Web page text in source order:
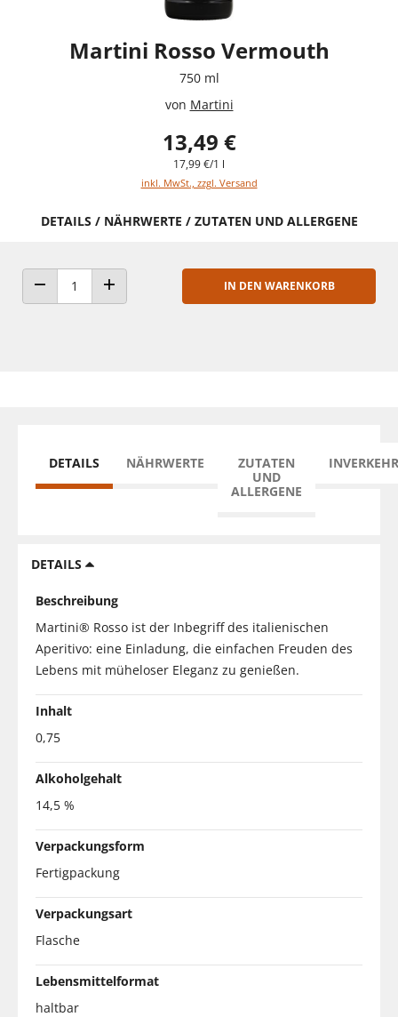
Martini Rosso Vermouth
750 ml
von Martini
13,49 €
17,99 €/1 l
inkl. MwSt., zzgl. Versand
DETAILS / NÄHRWERTE / ZUTATEN UND ALLERGENE
ANZAHL VERRINGERNANZAHL ERHÖHEN
IN DEN WARENKORB
DETAILS NÄHRWERTE
ZUTATEN
UND
ALLERGENE
DETAILS
Beschreibung
Martini® Rosso ist der Inbegriff des italienischen
Aperitivo: eine Einladung, die einfachen Freuden des
Lebens mit müheloser Eleganz zu genießen.
Inhalt
0,75
Alkoholgehalt
14,5 %
Verpackungsform
Fertigpackung
Verpackungsart
Flasche
Lebensmittelformat
haltbar